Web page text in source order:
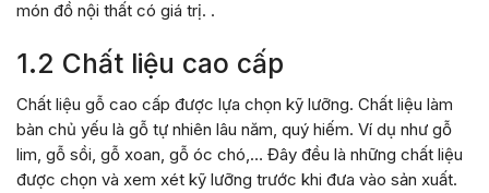
món đồ nội thất có giá trị. .
1.2 Chất liệu cao cấp
Chất liệu gỗ cao cấp được lựa chọn kỹ lưỡng. Chất liệu làm
bàn chủ yếu là gỗ tự nhiên lâu năm, quý hiếm. Ví dụ như gỗ
lim, gỗ sồi, gỗ xoan, gỗ óc chó,… Đây đều là những chất liệu
được chọn và xem xét kỹ lưỡng trước khi đưa vào sản xuất.